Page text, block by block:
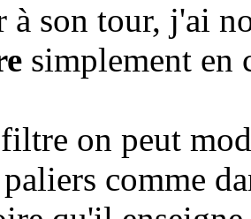
à son tour, j'ai
simplement en
on peut
comme